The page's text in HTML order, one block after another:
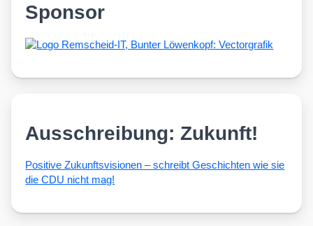
Sponsor
Ausschreibung: Zukunft!
Posi­ti­ve Zukunfts­vi­sio­nen – schreibt Geschich­ten wie sie
die CDU nicht mag!